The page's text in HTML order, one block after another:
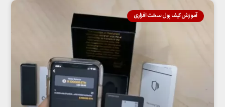
آموزش کیف پول سخت افزاری